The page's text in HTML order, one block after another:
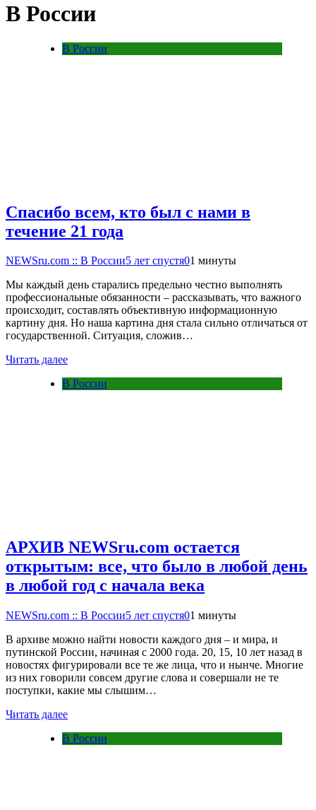
В России
В России
Спасибо всем, кто был с нами в
течение 21 года
NEWSru.com :: В России5 лет спустя01 минуты
Мы каждый день старались предельно честно выполнять
профессиональные обязанности – рассказывать, что важного
происходит, составлять объективную информационную
картину дня. Но наша картина дня стала сильно отличаться от
государственной. Ситуация, сложив…
Читать далее
В России
АРХИВ NEWSru.com остается
открытым: все, что было в любой день
в любой год с начала века
NEWSru.com :: В России5 лет спустя01 минуты
В архиве можно найти новости каждого дня – и мира, и
путинской России, начиная с 2000 года. 20, 15, 10 лет назад в
новостях фигурировали все те же лица, что и нынче. Многие
из них говорили совсем другие слова и совершали не те
поступки, какие мы слышим…
Читать далее
В России